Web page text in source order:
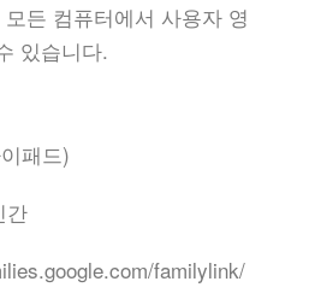
든 컴퓨터에서 사용자 영
있습니다.
패드)
간
familylink/